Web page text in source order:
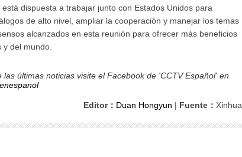
dispuesta a trabajar junto con Estados Unidos para
de alto nivel, ampliar la cooperación y manejar los temas
alcanzados en esta reunión para ofrecer más beneficios
del mundo.
últimas noticias visite el Facebook de 'CCTV Español' en
Editor： Duan Hongyun | Fuente： Xinhua